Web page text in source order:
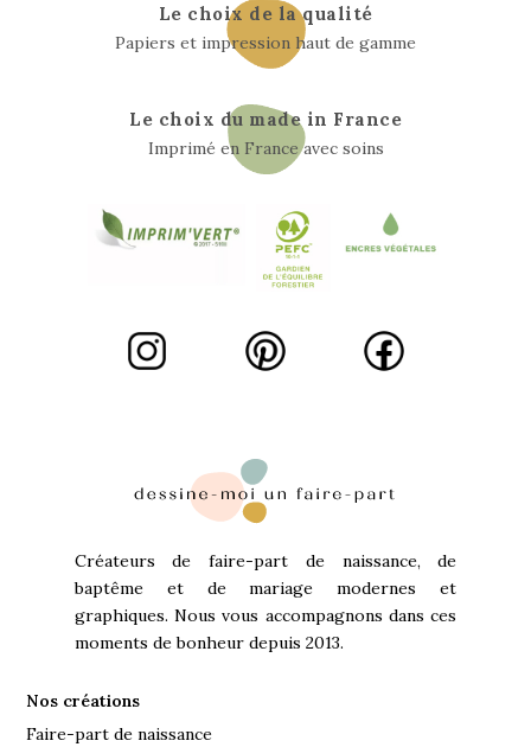
Le choix de la qualité
Papiers et impression haut de gamme
Le choix du made in France
Imprimé en France avec soins
Créateurs de faire-part de naissance, de
baptême et de mariage modernes et
graphiques. Nous vous accompagnons dans ces
moments de bonheur depuis 2013.
Nos créations
Faire-part de naissance